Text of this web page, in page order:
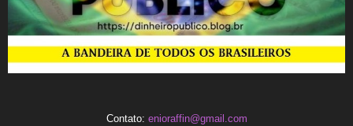
Contato: enioraffin@gmail.com